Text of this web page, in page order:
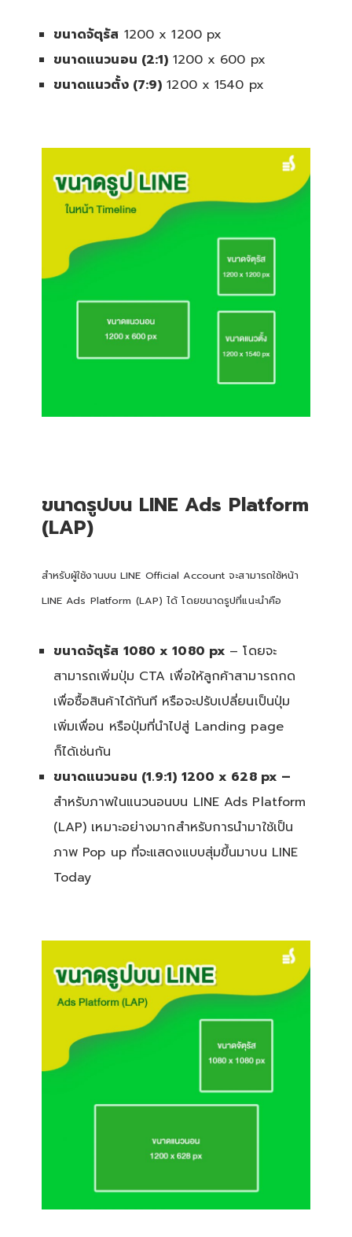
ขนาดจัตุรัส 1200 x 1200 px
ขนาดแนวนอน (2:1) 1200 x 600 px
ขนาดแนวตั้ง (7:9) 1200 x 1540 px
ขนาดรูปบน LINE Ads Platform
(LAP)
สำหรับผู้ใช้งานบน LINE Official Account จะสามารถใช้หน้า
LINE Ads Platform (LAP) ได้ โดยขนาดรูปที่แนะนำคือ
ขนาดจัตุรัส 1080 x 1080 px – โดยจะ
สามารถเพิ่มปุ่ม CTA เพื่อให้ลูกค้าสามารถกด
เพื่อซื้อสินค้าได้ทันที หรือจะปรับเปลี่ยนเป็นปุ่ม
เพิ่มเพื่อน หรือปุ่มที่นำไปสู่ Landing page
ก็ได้เช่นกัน
ขนาดแนวนอน (1.9:1) 1200 x 628 px –
สำหรับภาพในแนวนอนบน LINE Ads Platform
(LAP) เหมาะอย่างมากสำหรับการนำมาใช้เป็น
ภาพ Pop up ที่จะแสดงแบบสุ่มขึ้นมาบน LINE
Today